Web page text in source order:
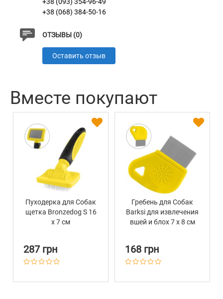
+38 (068) 384-50-16
ОТЗЫВЫ (0)
Оставить отзыв
Вместе покупают
Пуходерка для Собак
щетка Bronzedog S 16
х 7 см
287 грн
Гребень для Собак
Barksi для извлечения
вшей и блох 7 х 8 см
168 грн